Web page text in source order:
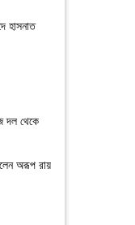
হাসনাত
দল থেকে
অরূপ রায়